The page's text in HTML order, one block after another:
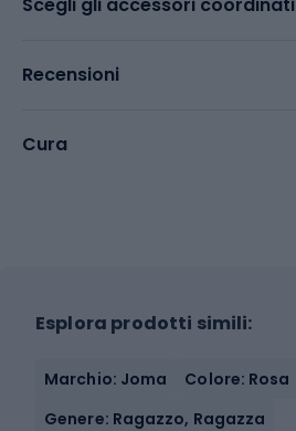
Recensioni
Cura
Esplora prodotti simili:
Marchio: Joma
Colore: Rosa
Genere: Ragazzo, Ragazza